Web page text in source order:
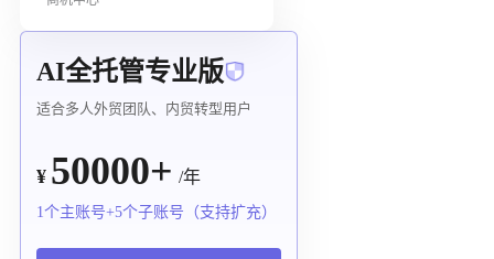
AI全托管专业版
适合多人外贸团队、内贸转型用户
¥ 50000+ /年
1个主账号+5个子账号（支持扩充）